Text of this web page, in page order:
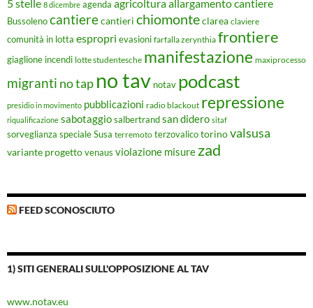
5 stelle 8 dicembre agenda agricolturaallargamento cantiere
Bussolenocantierecantieri chiomonteclarea claviere
comunità in lotta espropri evasioni farfalla zerynthia frontiere
giaglione incendi lotte studentesche manifestazione maxiprocesso
migranti no tap no tav notav podcast
presidio in movimento pubblicazioni radio blackout repressione
riqualificazione sabotaggiosalbertrandsan didero sitaf
sorveglianza speciale Susa terremoto terzovalico torinovalsusa
variante progettovenaus violazione misure zad
FEED SCONOSCIUTO
1) SITI GENERALI SULL'OPPOSIZIONE AL TAV
www.notav.eu